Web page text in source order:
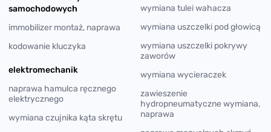
samochodowych
immobilizer montaż, naprawa
kodowanie kluczyka
elektromechanik
naprawa hamulca ręcznego
elektrycznego
wymiana czujnika kąta skrętu
wymiana tulei wahacza
wymiana uszczelki pod głowicą
wymiana uszczelki pokrywy
zaworów
wymiana wycieraczek
zawieszenie
hydropneumatyczne wymiana,
naprawa